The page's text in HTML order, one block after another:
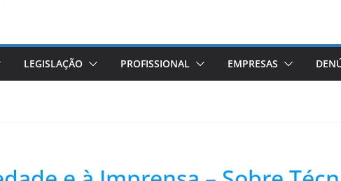
LEGISLAÇÃO PROFISSIONAL EMPRESAS